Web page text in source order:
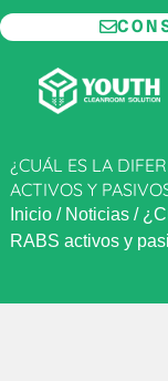
Ir
al
contenido
¿CUÁL ES LA
ACTIVOS Y
Inicio/ Noticias/
RABS activos y